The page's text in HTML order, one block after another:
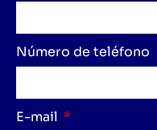
Número de teléfono
E-mail